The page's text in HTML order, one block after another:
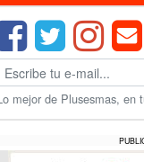
mejor de Plusesmas, en